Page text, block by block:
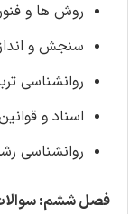
روش ها و
سنجش و
روانشناسی
اسناد و
روانشناسی
فصل ششم: